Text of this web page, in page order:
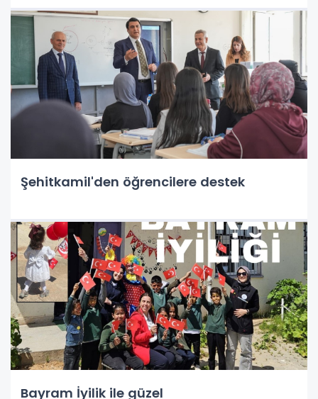
Şehitkamil'den öğrencilere destek
Bayram İyilik ile güzel